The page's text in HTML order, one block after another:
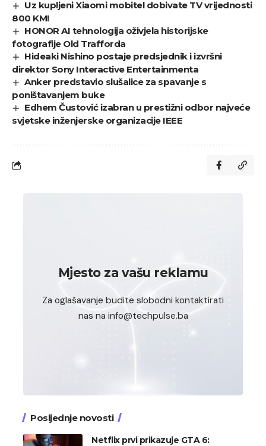
Uz kupljeni Xiaomi mobitel dobivate TV vrijednosti
800 KM!
HONOR AI tehnologija oživjela historijske
fotografije Old Trafforda
Hideaki Nishino postaje predsjednik i izvršni
direktor Sony Interactive Entertainmenta
Anker predstavio slušalice za spavanje s
poništavanjem buke
Edhem Čustović izabran u prestižni odbor najveće
svjetske inženjerske organizacije IEEE
Mjesto za vašu reklamu
Za oglašavanje budite slobodni kontaktirati
nas na info@techpulse.ba
Posljednje novosti
Netflix prvi prikazuje GTA 6: